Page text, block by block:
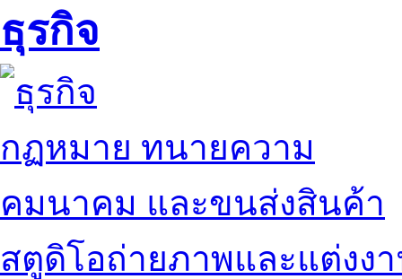
ธุรกิจ
กฏหมาย ทนายความ
คมนาคม และขนส่งสินค้า
สตูดิโอถ่ายภาพและแต่งง